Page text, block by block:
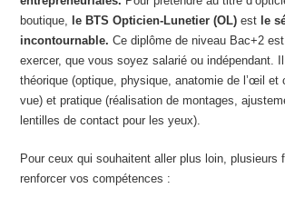
boutique, le BTS Opticien-Lunetier (OL) est le
incontournable. Ce diplôme de niveau Bac+2
exercer, que vous soyez salarié ou indépendant.
théorique (optique, physique, anatomie de l’œil et
vue) et pratique (réalisation de montages,
lentilles de contact pour les yeux).
Pour ceux qui souhaitent aller plus loin, plusieurs
renforcer vos compétences :